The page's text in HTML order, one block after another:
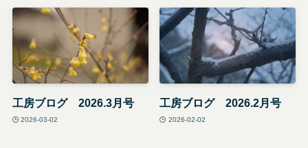
工房ブログ 2026.3月号
2026-03-02
工房ブログ 2026.2月号
2026-02-02